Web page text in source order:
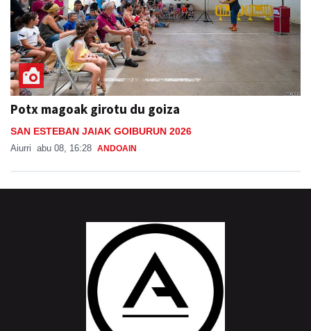
Potx magoak girotu du goiza
SAN ESTEBAN JAIAK GOIBURUN 2026
Aiurri abu 08, 16:28 ANDOAIN